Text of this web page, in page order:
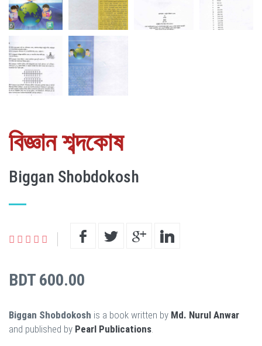
বিজ্ঞান শব্দকোষ
Biggan Shobdokosh
BDT 600.00
Biggan Shobdokosh is a book written by Md. Nurul Anwar
and published by Pearl Publications